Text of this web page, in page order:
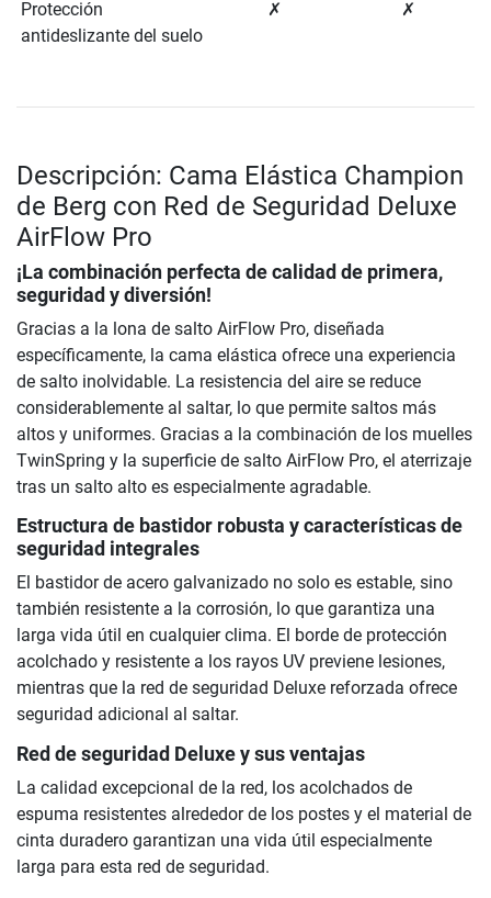
Protección
antideslizante del suelo
✗ ✗
Descripción: Cama Elástica Champion
de Berg con Red de Seguridad Deluxe
AirFlow Pro
¡La combinación perfecta de calidad de primera,
seguridad y diversión!
Gracias a la lona de salto AirFlow Pro, diseñada
específicamente, la cama elástica ofrece una experiencia
de salto inolvidable. La resistencia del aire se reduce
considerablemente al saltar, lo que permite saltos más
altos y uniformes. Gracias a la combinación de los muelles
TwinSpring y la superficie de salto AirFlow Pro, el aterrizaje
tras un salto alto es especialmente agradable.
Estructura de bastidor robusta y características de
seguridad integrales
El bastidor de acero galvanizado no solo es estable, sino
también resistente a la corrosión, lo que garantiza una
larga vida útil en cualquier clima. El borde de protección
acolchado y resistente a los rayos UV previene lesiones,
mientras que la red de seguridad Deluxe reforzada ofrece
seguridad adicional al saltar.
Red de seguridad Deluxe y sus ventajas
La calidad excepcional de la red, los acolchados de
espuma resistentes alrededor de los postes y el material de
cinta duradero garantizan una vida útil especialmente
larga para esta red de seguridad.